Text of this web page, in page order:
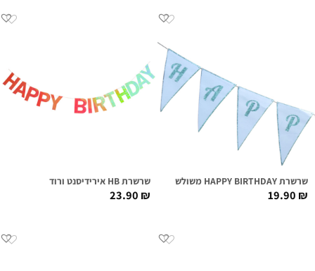
שרשרת HAPPY BIRTHDAY משולשים תכלת | גליטר טורקיז
19.90₪
שרשרת HB אירידיסנט ורוד
23.90₪